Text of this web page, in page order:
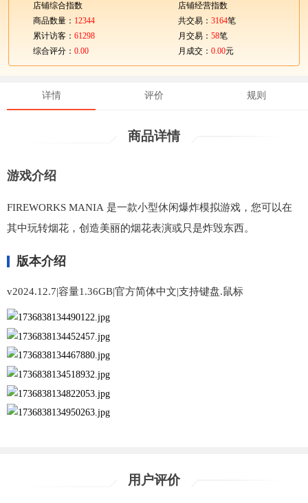
店铺综合指数
商品数量： 12344
累计访客： 61298
综合评分： 0.00
店铺经营指数
共交易： 3164笔
月交易： 58笔
月成交： 0.00元
详情 评价 规则
商品详情
游戏介绍
FIREWORKS MANIA 是一款小型休闲爆炸模拟游戏，您可以在
其中玩转烟花，创造美丽的烟花表演或只是炸毁东西。
版本介绍
v2024.12.7|容量1.36GB|官方简体中文|支持键盘.鼠标
用户评价